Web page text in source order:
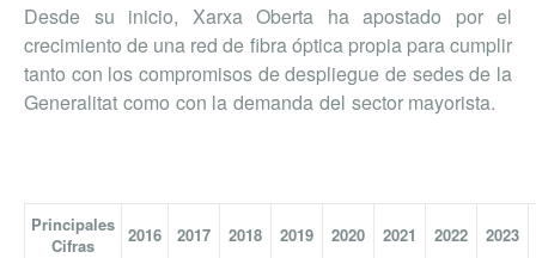
Desde su inicio, Xarxa Oberta ha apostado por el
crecimiento de una red de fibra óptica propia para cumplir
tanto con los compromisos de despliegue de sedes de la
Generalitat como con la demanda del sector mayorista.
Principales
Cifras
2016 2017 2018 2019 2020 2021 2022 2023